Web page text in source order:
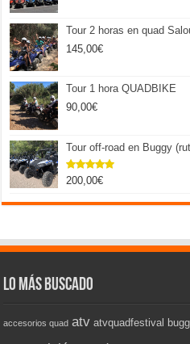
Tour 2 horas en quad
145,00€
Tour 1 hora QUADBIKE
90,00€
Tour off-road en Buggy
Valorado
de 5
200,00€
Lo más buscado
accesorios quad atv atvquadfestival